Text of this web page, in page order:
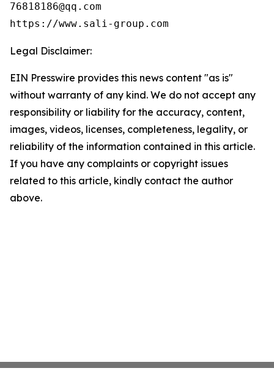
76818186@qq.com
https://www.sali-group.com
Legal Disclaimer:
EIN Presswire provides this news content "as is"
without warranty of any kind. We do not accept any
responsibility or liability for the accuracy, content,
images, videos, licenses, completeness, legality, or
reliability of the information contained in this article.
If you have any complaints or copyright issues
related to this article, kindly contact the author
above.